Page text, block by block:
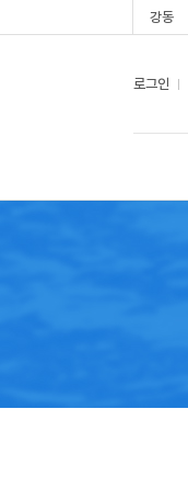
강동
로그인